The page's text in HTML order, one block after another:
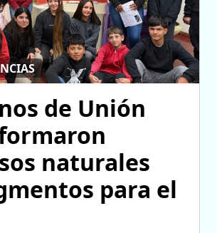
de Unión
naturales
para el